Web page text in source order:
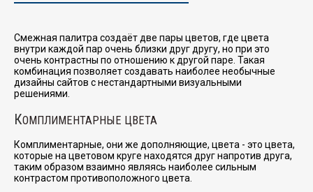
Смежная палитра создаёт две пары цветов, где цвета
внутри каждой пар очень близки друг другу, но при это
очень контрастны по отношению к другой паре. Такая
комбинация позволяет создавать наиболее необычные
дизайны сайтов с нестандартными визуальными
решениями.
КОМПЛИМЕНТАРНЫЕ ЦВЕТА
Комплиментарные, они же дополняющие, цвета - это цвета,
которые на цветовом круге находятся друг напротив друга,
таким образом взаимно являясь наиболее сильным
контрастом противоположного цвета.